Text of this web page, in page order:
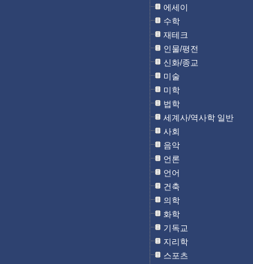
에세이
수학
재테크
인물/평전
신화/종교
미술
미학
법학
세계사/역사학 일반
사회
음악
언론
언어
건축
의학
화학
기독교
지리학
스포츠